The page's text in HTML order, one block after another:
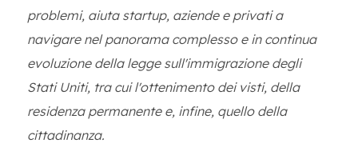
problemi, aiuta startup, aziende e privati a
navigare nel panorama complesso e in continua
evoluzione della legge sull'immigrazione degli
Stati Uniti, tra cui l'ottenimento dei visti, della
residenza permanente e, infine, quello della
cittadinanza.